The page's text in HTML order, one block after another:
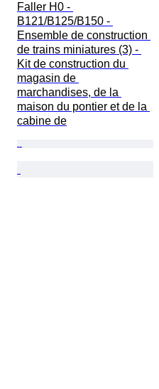
Faller H0 -
B121/B125/B150 -
Ensemble de construction
de trains miniatures (3) -
Kit de construction du
magasin de
marchandises, de la
maison du pontier et de la
cabine de